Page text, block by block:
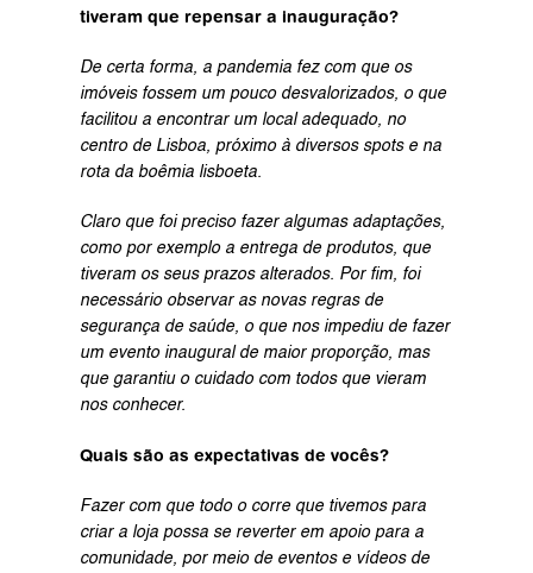
tiveram que repensar a inauguração?
De certa forma, a pandemia fez com que os
imóveis fossem um pouco desvalorizados, o que
facilitou a encontrar um local adequado, no
centro de Lisboa, próximo à diversos spots e na
rota da boêmia lisboeta.
Claro que foi preciso fazer algumas adaptações,
como por exemplo a entrega de produtos, que
tiveram os seus prazos alterados. Por fim, foi
necessário observar as novas regras de
segurança de saúde, o que nos impediu de fazer
um evento inaugural de maior proporção, mas
que garantiu o cuidado com todos que vieram
nos conhecer.
Quais são as expectativas de vocês?
Fazer com que todo o corre que tivemos para
criar a loja possa se reverter em apoio para a
comunidade, por meio de eventos e vídeos de